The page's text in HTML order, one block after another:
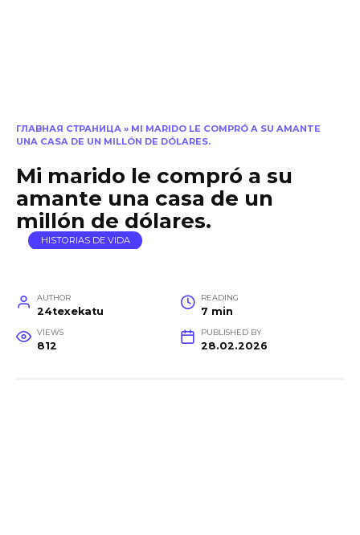
ГЛАВНАЯ СТРАНИЦА » MI MARIDO LE COMPRÓ A SU AMANTE
UNA CASA DE UN MILLÓN DE DÓLARES.
Mi marido le compró a su
amante una casa de un
millón de dólares.
HISTORIAS DE VIDA
AUTHOR
24texekatu
READING
7 min
VIEWS
812
PUBLISHED BY
28.02.2026